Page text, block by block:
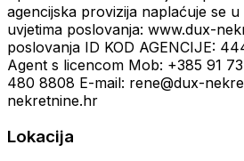
agencijska provizija naplaćuje se
uvjetima poslovanja: www.dux-
poslovanja ID KOD AGENCIJE:
Agent s licencom Mob: +385 91
480 8808 E-mail: rene@dux-
nekretnine.hr
Lokacija